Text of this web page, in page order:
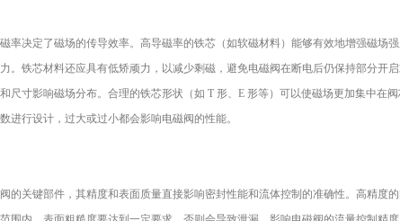
率决定了磁场的传导效率。高导磁率的铁芯（如软磁材料）能够有效地增强磁场
。铁芯材料还应具有低矫顽力，以减少剩磁，避免电磁阀在断电后仍保持部分开启
尺寸影响磁场分布。合理的铁芯形状（如 T 形、E 形等）可以使磁场更加集中在
进行设计，过大或过小都会影响电磁阀的性能。
的关键部件，其精度和表面质量直接影响密封性能和流体控制的准确性。高精度